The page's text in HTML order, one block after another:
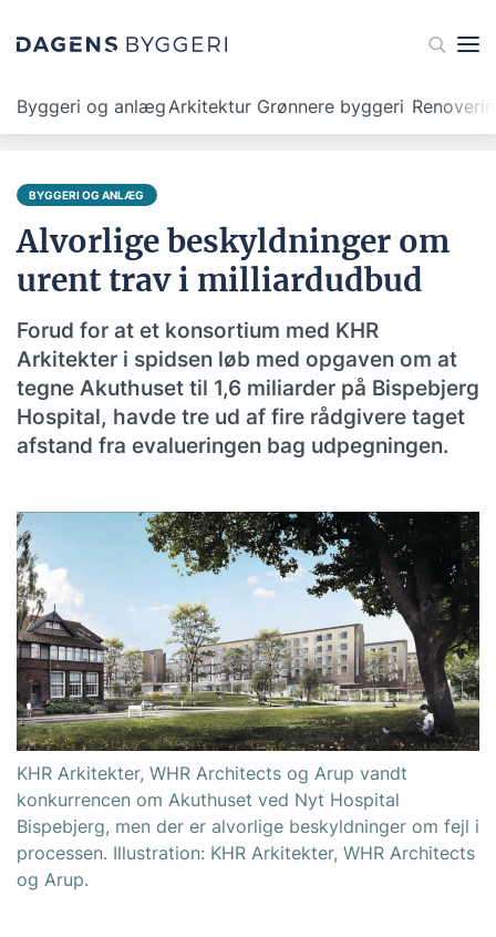
Byggeri og anlægArkitektur Grønnere byggeri
BYGGERI OG ANLÆG
Alvorlige beskyldninger om
urent trav i milliardudbud
Forud for at et konsortium med KHR
Arkitekter i spidsen løb med opgaven om at
tegne Akuthuset til 1,6 miliarder på Bispebjerg
Hospital, havde tre ud af fire rådgivere taget
afstand fra evalueringen bag udpegningen.
KHR Arkitekter, WHR Architects og Arup vandt
konkurrencen om Akuthuset ved Nyt Hospital
Bispebjerg, men der er alvorlige beskyldninger om fejl i
processen. Illustration: KHR Arkitekter, WHR Architects
og Arup.